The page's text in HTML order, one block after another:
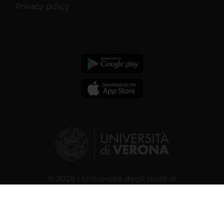
Privacy policy
© 2026 | Università degli studi di